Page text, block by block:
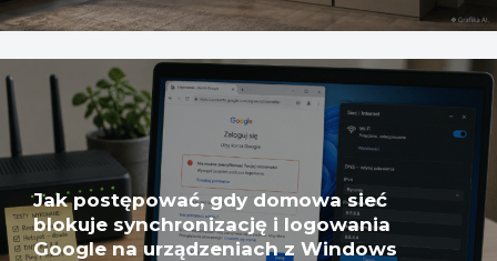
Jak postępować, gdy domowa sieć
blokuje synchronizację i logowania
Google na urządzeniach z Windows